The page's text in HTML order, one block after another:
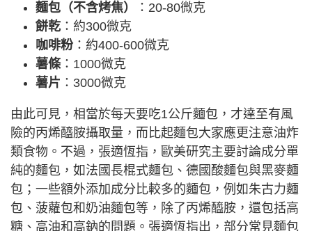
麵包（不含烤焦）
：20-80微克
餅乾：約300微克
咖啡粉 ：約400-600微克
薯條：1000微克
薯片 ：3000微克
由此可見，相當於每天要吃1公斤麵包，才達至有風
險的丙烯醯胺攝取量，而比起麵包大家應更注意油炸
類食物。不過，張適恆指，歐美研究主要討論成分單
純的麵包，如法國長棍式麵包、德國酸麵包與黑麥麵
包；一些額外添加成分比較多的麵包，例如朱古力麵
包、菠蘿包和奶油麵包等，除了丙烯醯胺，還包括高
糖、高油和高鈉的問題。張適恆指出，部分常見麵包